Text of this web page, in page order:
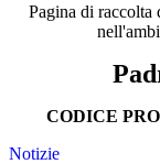
Pagina di raccolta
CODICE
Notizie